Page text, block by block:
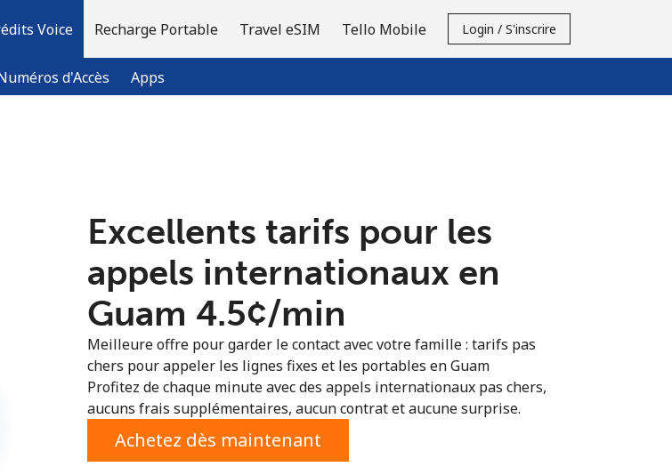
Voice
d'Accès Apps
Recharge Portable Travel eSIM Tello Mobile Login / S'inscrire
un compte?Connectez-vous →
S'enregistrer avec
Excellents tarifs pour les
appels internationaux en
Guam ⁦4.5¢⁩/min
Meilleure offre pour garder le contact avec votre famille : tarifs pas
chers pour appeler les lignes fixes et les portables en Guam
Profitez de chaque minute avec des appels internationaux pas chers,
aucuns frais supplémentaires, aucun contrat et aucune surprise.
Achetez dès maintenant